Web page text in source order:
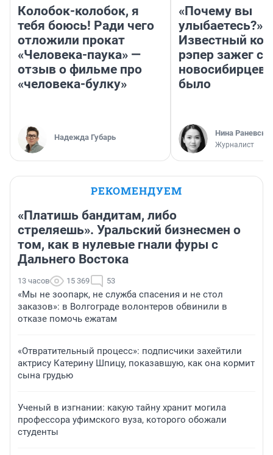
Колобок-колобок, я
тебя боюсь! Ради чего
отложили прокат
«Человека-паука» —
отзыв о фильме про
«человека-булку»
Надежда Губарь
«Почему вы
улыбаетесь?»
Известный
рэпер зажег с
новосибирцев:
было
Нина
Журналист
РЕКОМЕНДУЕМ
«Платишь бандитам, либо
стреляешь». Уральский бизнесмен о
том, как в нулевые гнали фуры с
Дальнего Востока
13 часов 15 369 53
«Мы не зоопарк, не служба спасения и не стол
заказов»: в Волгограде волонтеров обвинили в
отказе помочь ежатам
«Отвратительный процесс»: подписчики захейтили
актрису Катерину Шпицу, показавшую, как она кормит
сына грудью
Ученый в изгнании: какую тайну хранит могила
профессора уфимского вуза, которого обожали
студенты